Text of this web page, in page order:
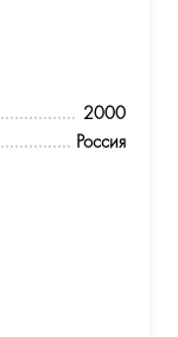
2000
Россия